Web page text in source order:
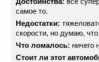
самое то.
Недостатки:
скорости, но думаю,
Что ломалось: ничего
Стоит ли этот